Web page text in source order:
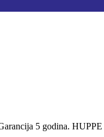
5 godina.